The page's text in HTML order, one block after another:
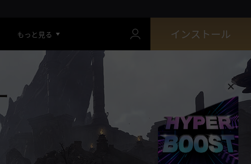
もっと見る インストール